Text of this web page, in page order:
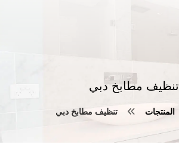
تنظيف مطابخ دبي
المنتجات تنظيف مطابخ دبي